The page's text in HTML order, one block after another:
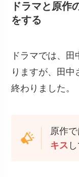
ドラマと原
をする
ドラマでは、
りますが、田
終わりました。
原作で
キス